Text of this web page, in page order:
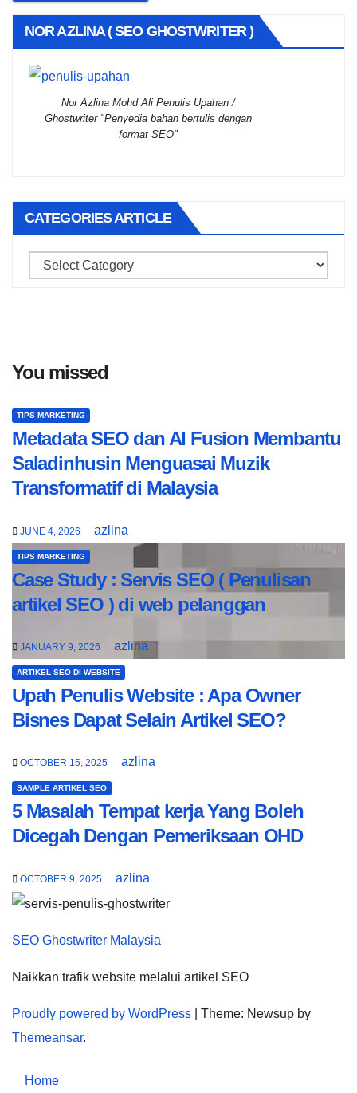
NOR AZLINA ( SEO GHOSTWRITER )
Nor Azlina Mohd Ali Penulis Upahan /
Ghostwriter "Penyedia bahan bertulis dengan
format SEO"
CATEGORIES ARTICLE
Categories
You missed
TIPS MARKETING
Metadata SEO dan AI Fusion Membantu
Saladinhusin Menguasai Muzik
Transformatif di Malaysia
JUNE 4, 2026 azlina
TIPS MARKETING
Case Study : Servis SEO ( Penulisan
artikel SEO ) di web pelanggan
JANUARY 9, 2026 azlina
ARTIKEL SEO DI WEBSITE
Upah Penulis Website : Apa Owner
Bisnes Dapat Selain Artikel SEO?
OCTOBER 15, 2025 azlina
SAMPLE ARTIKEL SEO
5 Masalah Tempat kerja Yang Boleh
Dicegah Dengan Pemeriksaan OHD
OCTOBER 9, 2025 azlina
SEO Ghostwriter Malaysia
Naikkan trafik website melalui artikel SEO
Proudly powered by WordPress
Theme: Newsup by
Themeansar.
Home